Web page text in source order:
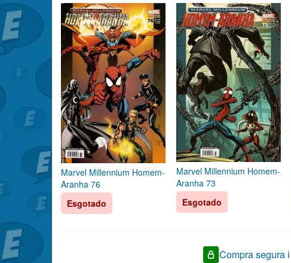
Marvel Millennium Homem-
Aranha 76
Esgotado
Marvel Millennium Homem-
Aranha 73
Esgotado
Compra segura ℹ️